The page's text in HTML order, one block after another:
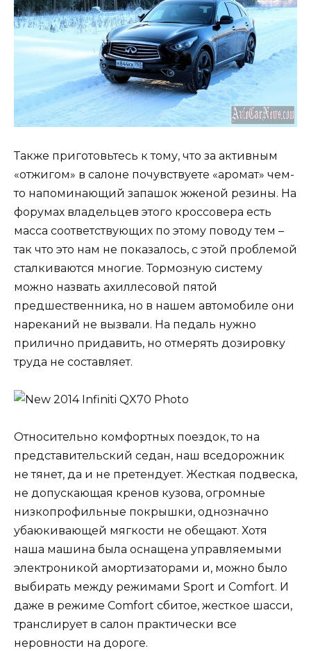
Также приготовьтесь к тому, что за активным
«отжигом» в салоне почувствуете «аромат» чем-
то напоминающий запашок жженой резины. На
форумах владельцев этого кроссовера есть
масса соответствующих по этому поводу тем –
так что это нам не показалось, с этой проблемой
сталкиваются многие. Тормозную систему
можно назвать ахиллесовой пятой
предшественника, но в нашем автомобиле они
нареканий не вызвали. На педаль нужно
прилично придавить, но отмерять дозировку
труда не составляет.
Относительно комфортных поездок, то на
представительский седан, наш вседорожник
не тянет, да и не претендует. Жесткая подвеска,
не допускающая кренов кузова, огромные
низкопрофильные покрышки, однозначно
убаюкивающей мягкости не обещают. Хотя
наша машина была оснащена управляемыми
электроникой амортизаторами и, можно было
выбирать между режимами Sport и Comfort. И
даже в режиме Comfort сбитое, жесткое шасси,
транслирует в салон практически все
неровности на дороге.